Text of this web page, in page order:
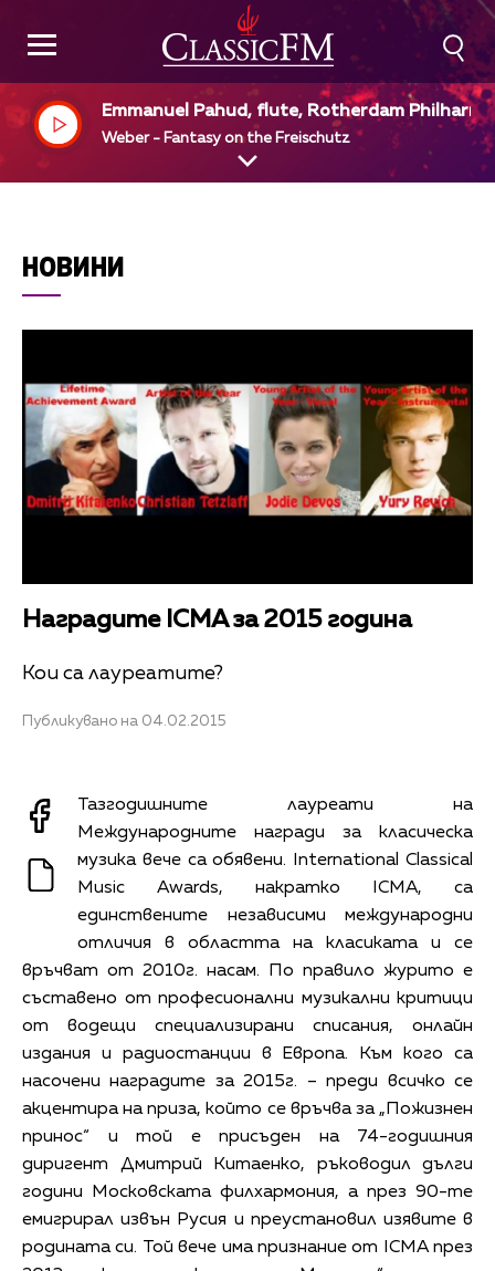
Emmanuel Pahud, flute, Rotherdam
ic Orchestra, Yannick Mezet - Seguin, dir
Weber - Fantasy on the Freischutz
НОВИНИ
Наградите ICMA за 2015 година
Кои са лауреатите?
Публикувано на 04.02.2015
Тазгодишните лауреати на
Международните награди за класическа
музика вече са обявени. International Classical
Music Awards, накратко ICMA, са
единствените независими международни
отличия в областта на класиката и се
връчват от 2010г. насам. По правило журито е
съставено от професионални музикални критици
от водещи специализирани списания, онлайн
издания и радиостанции в Европа. Към кого са
насочени наградите за 2015г. – преди всичко се
акцентира на приза, който се връчва за „Пожизнен
принос“ и той е присъден на 74-годишния
диригент Дмитрий Китаенко, ръководил дълги
години Московската филхармония, а през 90-те
емигрирал извън Русия и преустановил изявите в
родината си. Той вече има признание от ICMA през